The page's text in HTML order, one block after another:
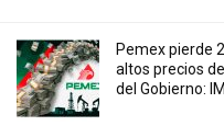
Pemex pierde
altos precios
del Gobierno: